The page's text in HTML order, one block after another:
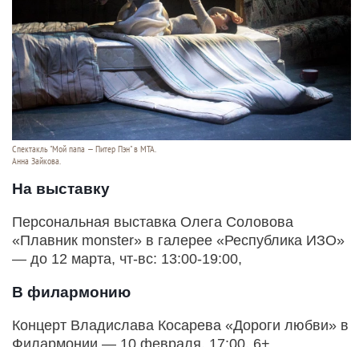
Спектакль "Мой папа — Питер Пэн" в МТА.
Анна Зайкова.
На выставку
Персональная выставка Олега Соловова
«Плавник monster» в галерее «Республика ИЗО»
— до 12 марта, чт-вс: 13:00-19:00,
В филармонию
Концерт Владислава Косарева «Дороги любви» в